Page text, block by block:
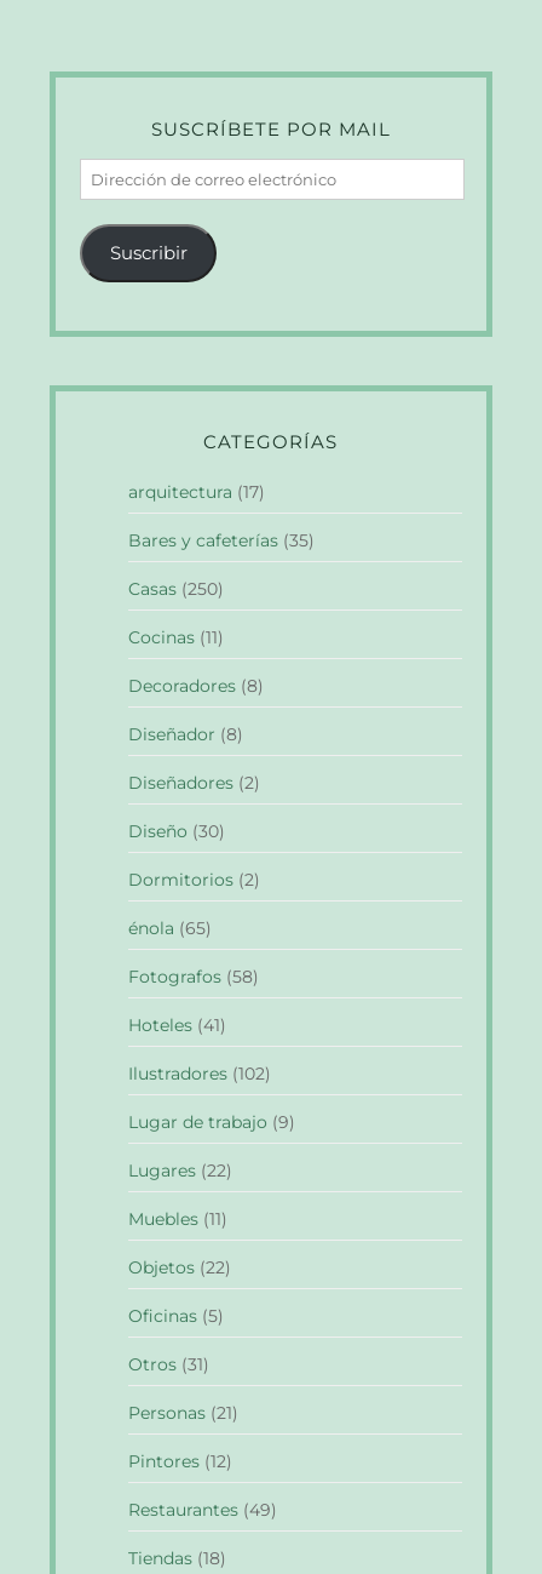
SUSCRÍBETE POR MAIL
Dirección
de
correo
electrónico
Suscribir
CATEGORÍAS
arquitectura (17)
Bares y cafeterías (35)
Casas (250)
Cocinas (11)
Decoradores (8)
Diseñador (8)
Diseñadores (2)
Diseño (30)
Dormitorios (2)
énola (65)
Fotografos (58)
Hoteles (41)
Ilustradores (102)
Lugar de trabajo (9)
Lugares (22)
Muebles (11)
Objetos (22)
Oficinas (5)
Otros (31)
Personas (21)
Pintores (12)
Restaurantes (49)
Tiendas (18)